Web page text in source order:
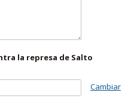
la represa de Salto
Cambiar